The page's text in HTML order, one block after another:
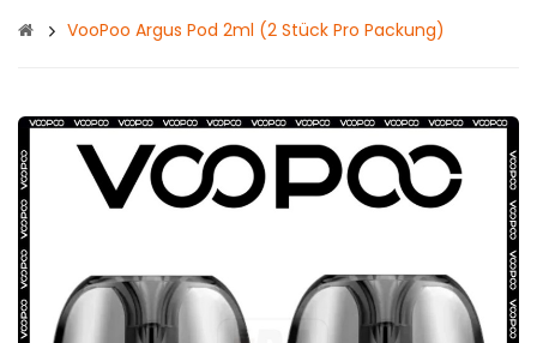
VooPoo Argus Pod 2ml (2 Stück Pro Packung)